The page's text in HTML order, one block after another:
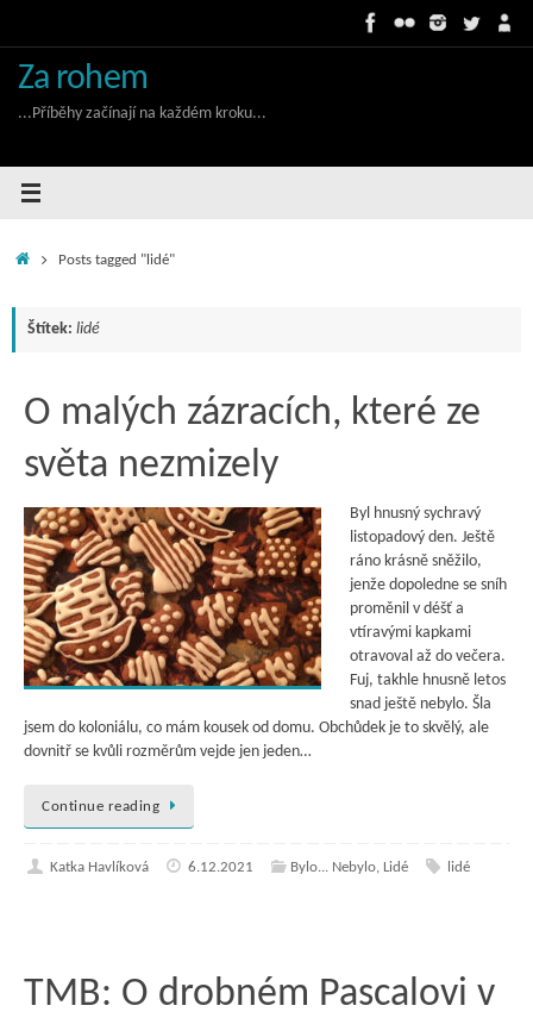
Za rohem
...Příběhy začínají na každém kroku...
HomePosts tagged "lidé"
Štítek: lidé
O malých zázracích, které ze
světa nezmizely
Byl hnusný sychravý
listopadový den. Ještě
ráno krásně sněžilo,
jenže dopoledne se sníh
proměnil v déšť a
vtíravými kapkami
otravoval až do večera.
Fuj, takhle hnusně letos
snad ještě nebylo. Šla
jsem do koloniálu, co mám kousek od domu. Obchůdek je to skvělý, ale
dovnitř se kvůli rozměrům vejde jen jeden…
Continue reading
Katka Havlíková 6.12.2021 Bylo... Nebylo, Lidé lidé
TMB: O drobném Pascalovi v